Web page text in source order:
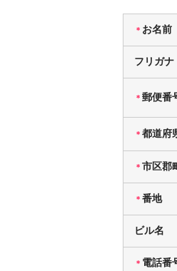
＊ お名前
フリガナ
＊ 郵便番
＊ 都道府
＊ 市区郡
＊ 番地
ビル名
＊ 電話番